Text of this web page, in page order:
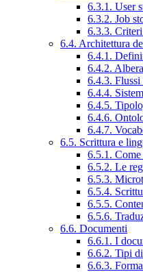
6.3.1. User
6.3.2. Job
6.3.3.
6.4. Architettura
6.4.1.
6.4.2.
6.4.3.
6.4.4.
6.4.5.
6.4.6.
6.4.7.
6.5. Scrittura e
6.5.1.
6.5.2. Le
6.5.3.
6.5.4.
6.5.5.
6.5.6.
6.6. Documenti
6.6.1. I
6.6.2. Tipi
6.6.3.